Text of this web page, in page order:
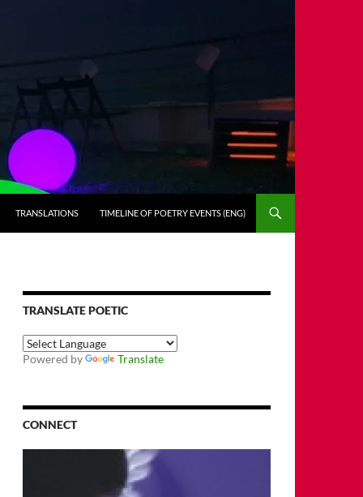
TRANSLATIONS TIMELINE OF POETRY EVENTS (ENG)
TRANSLATE POETIC
Powered by Translate
CONNECT